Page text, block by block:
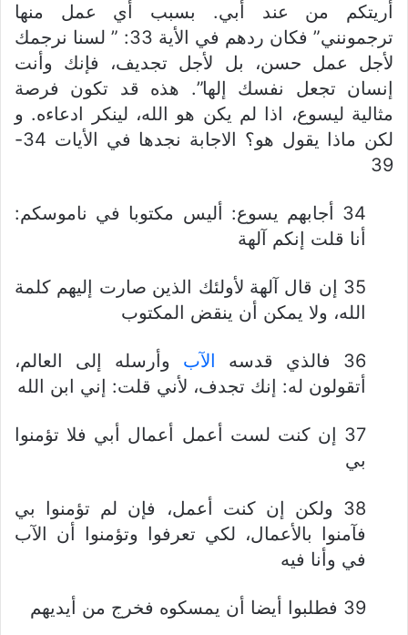
أريتكم من عند أبي. بسبب أي عمل منها
ترجمونني” فكان ردهم في الأية 33: ” لسنا نرجمك
لأجل عمل حسن، بل لأجل تجديف، فإنك وأنت
إنسان تجعل نفسك إلها”. هذه قد تكون فرصة
مثالية ليسوع، اذا لم يكن هو الله، لينكر ادعاءه. و
لكن ماذا يقول هو؟ الاجابة نجدها في الأيات 34-
39
34 أجابهم يسوع: أليس مكتوبا في ناموسكم:
أنا قلت إنكم آلهة
35 إن قال آلهة لأولئك الذين صارت إليهم كلمة
الله، ولا يمكن أن ينقض المكتوب
36 فالذي قدسه الآب وأرسله إلى العالم،
أتقولون له: إنك تجدف، لأني قلت: إني ابن الله
37 إن كنت لست أعمل أعمال أبي فلا تؤمنوا
بي
38 ولكن إن كنت أعمل، فإن لم تؤمنوا بي
فآمنوا بالأعمال، لكي تعرفوا وتؤمنوا أن الآب
في وأنا فيه
39 فطلبوا أيضا أن يمسكوه فخرج من أيديهم